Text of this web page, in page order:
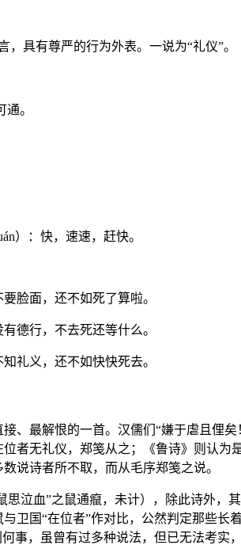
，具有尊严的行为外表。一说为“礼仪”。
。
）：快，速速，赶快。
脸面，还不如死了算啦。
德行，不去死还等什么。
礼义，还不如快快死去。
、最解恨的一首。汉儒们“嫌于虐且俚
者无礼仪，郑笺从之；《鲁诗》则认
说诗者所不取，而从毛序郑笺之说。
思泣血”之鼠通癙，未计），除此诗外
卫国“在位者”作对比，公然判定那些
事，虽曾有过多种说法，但已无法考